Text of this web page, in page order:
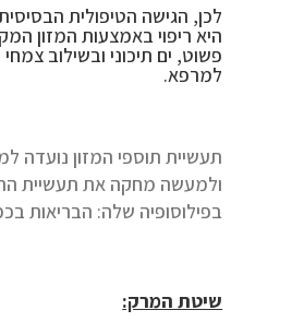
לכן, הגישה הטיפולית
היא ריפוי באמצעות המזון
פשוט, ים תיכוני ובשילוב צמחי
למרפא.
תעשיית תוספי המזון נועדה
ולמעשה מחקה את תעשיית
בפילוסופיה שלה: הבריאות
שיטת המרק: